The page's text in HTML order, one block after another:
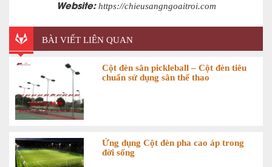
Website:https://chieusangngoaitroi.com
BÀI VIẾT LIÊN QUAN
Cột đèn sân pickleball – Cột đèn tiêu
chuẩn sử dụng sân thể thao
Ứng dụng Cột đèn pha cao áp trong
đời sống